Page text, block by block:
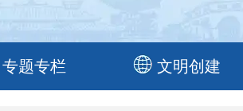
专题专栏 文明创建